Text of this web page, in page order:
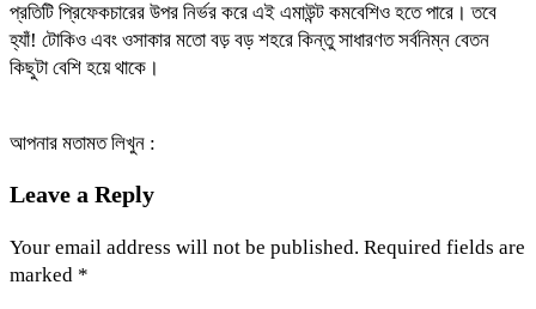
প্রতিটি প্রিফেকচারের উপর নির্ভর করে এই এমাউন্ট কমবেশিও হতে পারে। তবে
হ্যাঁ! টোকিও এবং ওসাকার মতো বড় বড় শহরে কিন্তু সাধারণত সর্বনিম্ন বেতন
কিছুটা বেশি হয়ে থাকে।
আপনার মতামত লিখুন :
Leave a Reply
Your email address will not be published. Required fields are
marked *